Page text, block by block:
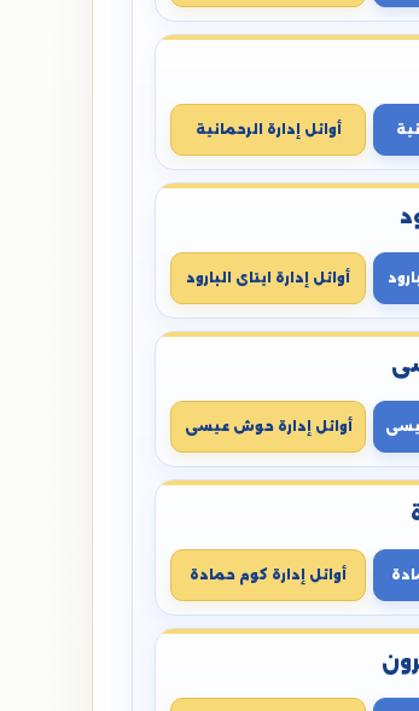
أوائل إدارة الرحمانية
أوائل إدارة ايتاى البارود
أوائل إدارة حوش عيسى
أوائل إدارة كوم حمادة